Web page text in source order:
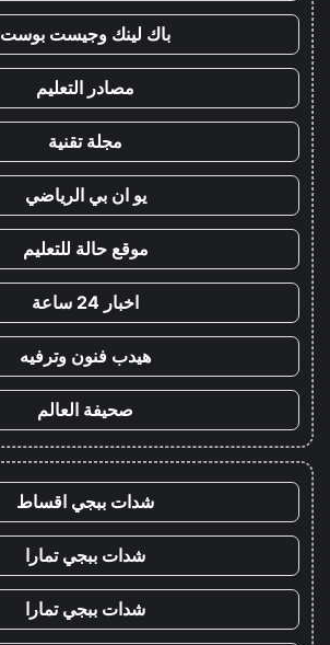
باك لينك وجيست بوست
مصادر التعليم
مجلة تقنية
يو ان بي الرياضي
موقع حالة للتعليم
اخبار 24 ساعة
هيدب فنون وترفيه
صحيفة العالم
شدات ببجي اقساط
شدات ببجي تمارا
شدات ببجي تمارا